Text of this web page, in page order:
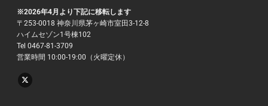
※2026年4月より下記に移転します
〒253-0018 神奈川県茅ヶ崎市室田3-12-8
ハイムセゾン1号棟102
Tel 0467-81-3709
営業時間 10:00-19:00（火曜定休）